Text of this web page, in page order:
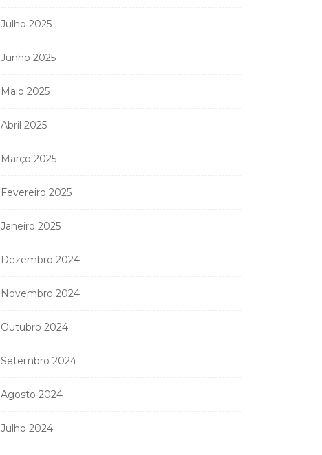
Julho 2025
Junho 2025
Maio 2025
Abril 2025
Março 2025
Fevereiro 2025
Janeiro 2025
Dezembro 2024
Novembro 2024
Outubro 2024
Setembro 2024
Agosto 2024
Julho 2024